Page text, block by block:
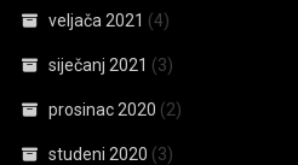
veljača 2021 (4)
siječanj 2021 (3)
prosinac 2020 (2)
studeni 2020 (3)